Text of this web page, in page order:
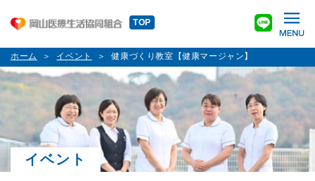
TOP
ホーム イベント 健康づくり教室【健康マージャン】
イベント